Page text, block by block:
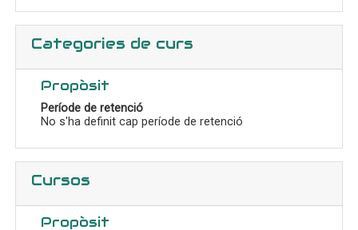
Categories de curs
Propòsit
Període de retenció
No s'ha definit cap període de retenció
Cursos
Propòsit